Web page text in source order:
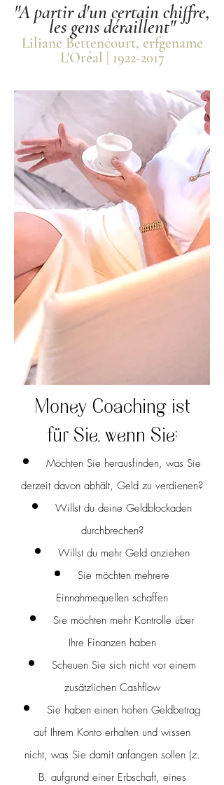
"A partir d'un certain chiffre,
les gens déraillent"
Liliane Bettencourt, erfgename
L'Oréal
1922-2017
Money Coaching ist
für Sie, wenn Sie:​​​
Möchten Sie herausfinden, was Sie
derzeit davon abhält, Geld zu verdienen?
Willst du deine Geldblockaden
durchbrechen?
Willst du mehr Geld anziehen
Sie möchten mehrere
Einnahmequellen schaffen
Sie möchten mehr Kontrolle über
Ihre Finanzen haben
Scheuen Sie sich nicht vor einem
zusätzlichen Cashflow
Sie haben einen hohen Geldbetrag
auf Ihrem Konto erhalten und wissen
nicht, was Sie damit anfangen sollen (z.
B. aufgrund einer Erbschaft, eines